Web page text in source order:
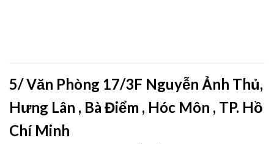
5/ Văn Phòng 17/3F Nguyễn Ảnh Thủ,
Hưng Lân , Bà Điểm , Hóc Môn , TP. Hồ
Chí Minh